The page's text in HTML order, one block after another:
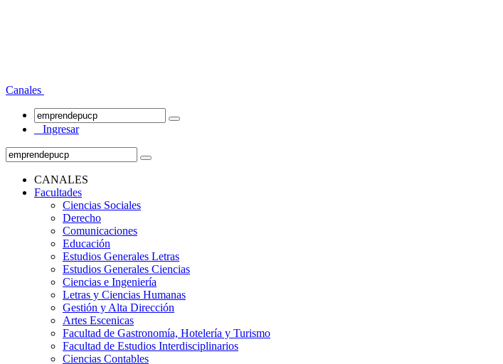
Canales
Ingresar
CANALES
Facultades
Ciencias Sociales
Derecho
Comunicaciones
Educación
Estudios Generales Letras
Estudios Generales Ciencias
Ciencias e Ingeniería
Letras y Ciencias Humanas
Gestión y Alta Dirección
Artes Escenicas
Facultad de Gastronomía, Hotelería y Turismo
Facultad de Estudios Interdisciplinarios
Ciencias Contables